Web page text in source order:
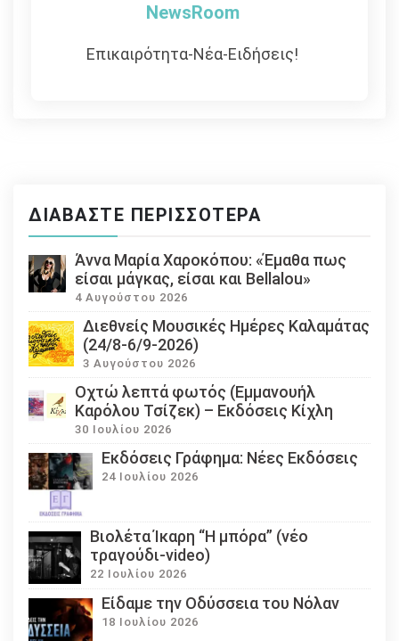
NewsRoom
Επικαιρότητα-Νέα-Ειδήσεις!
ΔΙΑΒΆΣΤΕ ΠΕΡΙΣΣΌΤΕΡΑ
Άννα Μαρία Χαροκόπου: «Έμαθα πως
είσαι μάγκας, είσαι και Bellalou»
4 Αυγούστου 2026
Διεθνείς Μουσικές Ημέρες Καλαμάτας
(24/8-6/9-2026)
3 Αυγούστου 2026
Οχτώ λεπτά φωτός (Εμμανουήλ
Καρόλου Τσίζεκ) – Εκδόσεις Κίχλη
30 Ιουλίου 2026
Εκδόσεις Γράφημα: Νέες Εκδόσεις
24 Ιουλίου 2026
Βιολέτα Ίκαρη “Η μπόρα” (νέο
τραγούδι-video)
22 Ιουλίου 2026
Eίδαμε την Οδύσσεια του Νόλαν
18 Ιουλίου 2026